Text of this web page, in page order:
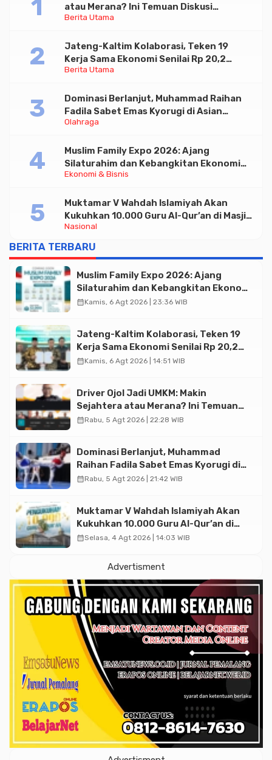
Berita Utama
atau Merana? Ini Temuan Diskusi
Paramadina
Berita Utama
Jateng-Kaltim Kolaborasi, Teken 19
Kerja Sama Ekonomi Senilai Rp 20,2
Triliun
Olahraga
Dominasi Berlanjut, Muhammad Raihan
Fadila Sabet Emas Kyorugi di Asian
Taekwondo Indonesia Open 2026
Ekonomi & Bisnis
Muslim Family Expo 2026: Ajang
Silaturahim dan Kebangkitan Ekonomi
Halal di Jakarta
Nasional
Muktamar V Wahdah Islamiyah Akan
Kukuhkan 10.000 Guru Al-Qur’an di Masjid
Istiqlal
BERITA TERBARU
Muslim Family Expo 2026: Ajang
Silaturahim dan Kebangkitan Ekonomi
Halal di Jakarta
calendar_monthKamis, 6 Agt 2026 | 23:36 WIB
Jateng-Kaltim Kolaborasi, Teken 19
Kerja Sama Ekonomi Senilai Rp 20,2
Triliun
calendar_monthKamis, 6 Agt 2026 | 14:51 WIB
Driver Ojol Jadi UMKM: Makin
Sejahtera atau Merana? Ini Temuan
Diskusi Paramadina
calendar_monthRabu, 5 Agt 2026 | 22:28 WIB
Dominasi Berlanjut, Muhammad
Raihan Fadila Sabet Emas Kyorugi di
Asian Taekwondo Indonesia Open
calendar_monthRabu, 5 Agt 2026 | 21:42 WIB
Muktamar V Wahdah Islamiyah Akan
Kukuhkan 10.000 Guru Al-Qur’an di
Masjid Istiqlal
calendar_monthSelasa, 4 Agt 2026 | 14:03 WIB
Advertisment